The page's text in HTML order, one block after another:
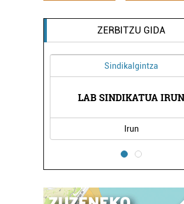
ZERBITZU GIDA
Sindikalgintza
LAB SINDIKATUA IRUN
Irun